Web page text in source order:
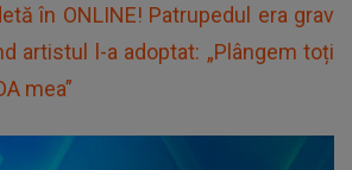
în ONLINE! Patrupedul era grav
artistul l-a adoptat: „Plângem toți
mea”